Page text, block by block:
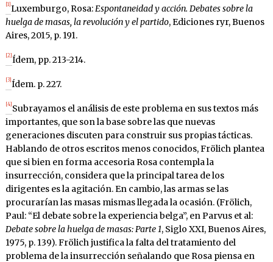
[1] Luxemburgo, Rosa:Espontaneidad y acción. Debates sobre la
huelga de masas, la revolución y el partido, Ediciones ryr, Buenos
Aires, 2015, p. 191.
[2] Ídem, pp. 213-214.
[3] Ídem. p. 227.
[4] Subrayamos el análisis de este problema en sus textos más
importantes, que son la base sobre las que nuevas
generaciones discuten para construir sus propias tácticas.
Hablando de otros escritos menos conocidos, Frölich plantea
que si bien en forma accesoria Rosa contempla la
insurrección, considera que la principal tarea de los
dirigentes es la agitación. En cambio, las armas se las
procurarían las masas mismas llegada la ocasión. (Frölich,
Paul: “El debate sobre la experiencia belga”, en Parvus et al:
Debate sobre la huelga de masas: Parte 1, Siglo XXI, Buenos Aires,
1975, p. 139). Frölich justifica la falta del tratamiento del
problema de la insurrección señalando que Rosa piensa en